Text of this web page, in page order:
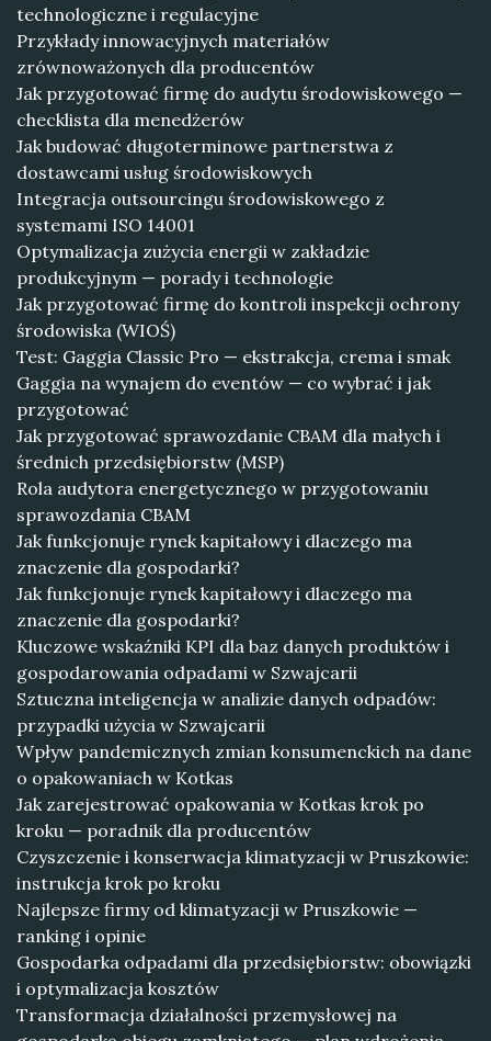
technologiczne i regulacyjne
Przykłady innowacyjnych materiałów
zrównoważonych dla producentów
Jak przygotować firmę do audytu środowiskowego —
checklista dla menedżerów
Jak budować długoterminowe partnerstwa z
dostawcami usług środowiskowych
Integracja outsourcingu środowiskowego z
systemami ISO 14001
Optymalizacja zużycia energii w zakładzie
produkcyjnym — porady i technologie
Jak przygotować firmę do kontroli inspekcji ochrony
środowiska (WIOŚ)
Test: Gaggia Classic Pro — ekstrakcja, crema i smak
Gaggia na wynajem do eventów — co wybrać i jak
przygotować
Jak przygotować sprawozdanie CBAM dla małych i
średnich przedsiębiorstw (MSP)
Rola audytora energetycznego w przygotowaniu
sprawozdania CBAM
Jak funkcjonuje rynek kapitałowy i dlaczego ma
znaczenie dla gospodarki?
Jak funkcjonuje rynek kapitałowy i dlaczego ma
znaczenie dla gospodarki?
Kluczowe wskaźniki KPI dla baz danych produktów i
gospodarowania odpadami w Szwajcarii
Sztuczna inteligencja w analizie danych odpadów:
przypadki użycia w Szwajcarii
Wpływ pandemicznych zmian konsumenckich na dane
o opakowaniach w Kotkas
Jak zarejestrować opakowania w Kotkas krok po
kroku — poradnik dla producentów
Czyszczenie i konserwacja klimatyzacji w Pruszkowie:
instrukcja krok po kroku
Najlepsze firmy od klimatyzacji w Pruszkowie —
ranking i opinie
Gospodarka odpadami dla przedsiębiorstw: obowiązki
i optymalizacja kosztów
Transformacja działalności przemysłowej na